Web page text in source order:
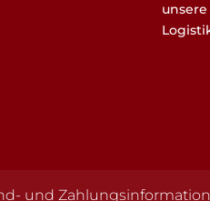
und Zahlungsinformation